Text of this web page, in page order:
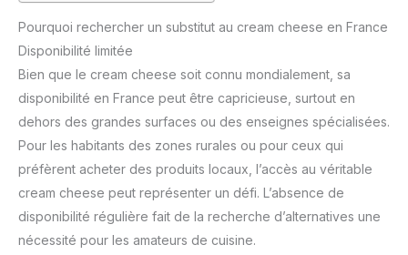
Pourquoi rechercher un substitut au cream cheese en France
Disponibilité limitée
Bien que le cream cheese soit connu mondialement, sa
disponibilité en France peut être capricieuse, surtout en
dehors des grandes surfaces ou des enseignes spécialisées.
Pour les habitants des zones rurales ou pour ceux qui
préfèrent acheter des produits locaux, l’accès au véritable
cream cheese peut représenter un défi. L’absence de
disponibilité régulière fait de la recherche d’alternatives une
nécessité pour les amateurs de cuisine.